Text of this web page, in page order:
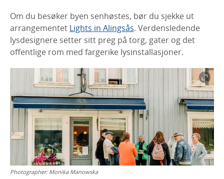
Om du besøker byen senhøstes, bør du sjekke ut
arrangementet Lights in Alingsås. Verdensledende
lysdesignere setter sitt preg på torg, gater og det
offentlige rom med fargerike lysinstallasjoner.
Photographer: Monika Manowska